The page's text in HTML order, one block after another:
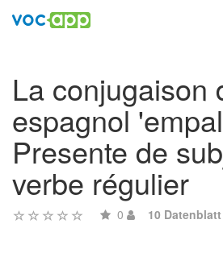
La conjugaison
espagnol
Presente de
verbe régulier
0 10 Datenblatt